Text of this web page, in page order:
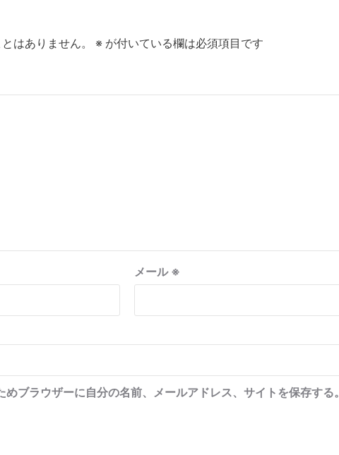
はありません。 ※ が付いている欄は必須項目です
メール※
ブラウザーに自分の名前、メールアドレス、サイトを保存する。